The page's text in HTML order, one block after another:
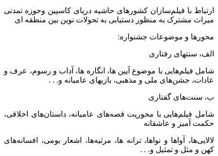
ارتباط با فیلم‌سازان کشورهای حاشیه دریای کاسپین وحوزه تمدنی
میراث مشترک به منظور دستیابی به تحولات نوین بین منطقه ای
محورها و موضوعات جشنواره:
الف، سنتهای رفتاری
شامل فیلم‌هایی با موضوع آیین ها، انگاره ها، آداب و رسوم، عرف و
عادات، جشن‌های ملی و مذهبی، بازیهای عامیانه و. . .
ب، سنت‌های گفتاری
شامل فیلم‌هایی با محوریت قصه‌های عامیانه، داستان‌های اخلاقی،
حکمت آمیز و عاشقانه
لالایی‌ها، آواها و نواها، ترانه ها، مرثیه‌ها، اشعار بومی، افسانه‌های
کهن و مثل و تمثیل و. . .